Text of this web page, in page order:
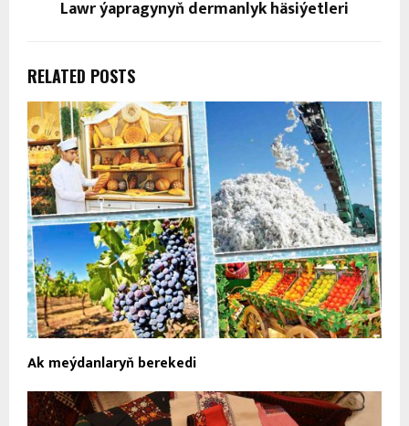
Lawr ýapragynyň dermanlyk häsiýetleri
RELATED POSTS
Ak meýdanlaryň berekedi